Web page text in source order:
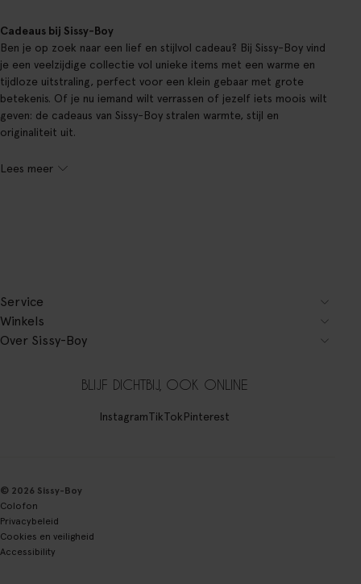
Cadeaus bij Sissy-Boy
Ben je op zoek naar een lief en stijlvol cadeau? Bij Sissy-Boy vind
je een veelzijdige collectie vol unieke items met een warme en
tijdloze uitstraling, perfect voor een klein gebaar met grote
betekenis. Of je nu iemand wilt verrassen of jezelf iets moois wilt
geven: de cadeaus van Sissy-Boy stralen warmte, stijl en
originaliteit uit.
Lees meer
Service
Winkels
Over Sissy-Boy
BLIJF DICHTBIJ, OOK ONLINE
InstagramTikTokPinterest
© 2026 Sissy-Boy
Colofon
Privacybeleid
Cookies en veiligheid
Accessibility